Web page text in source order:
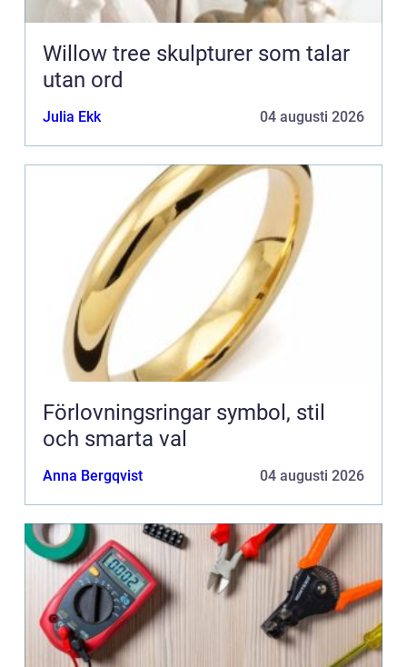
Willow tree skulpturer som talar
utan ord
Julia Ekk 04 augusti 2026
Förlovningsringar symbol, stil
och smarta val
Anna Bergqvist 04 augusti 2026